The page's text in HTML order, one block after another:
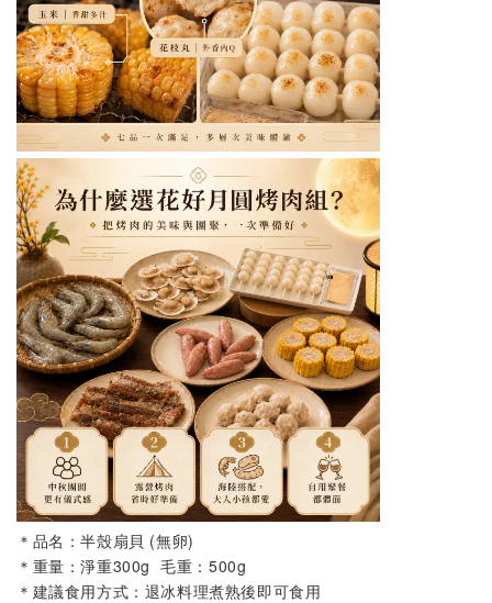
＊品名：半殼扇貝 (無卵)
＊重量：淨重300g  毛重：500g
＊建議食用方式：退冰料理煮熟後即可食用